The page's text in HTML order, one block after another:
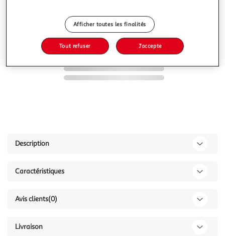
Description
Caractéristiques
Avis clients(0)
Livraison
Afficher toutes les finalités
Tout refuser J'accepte